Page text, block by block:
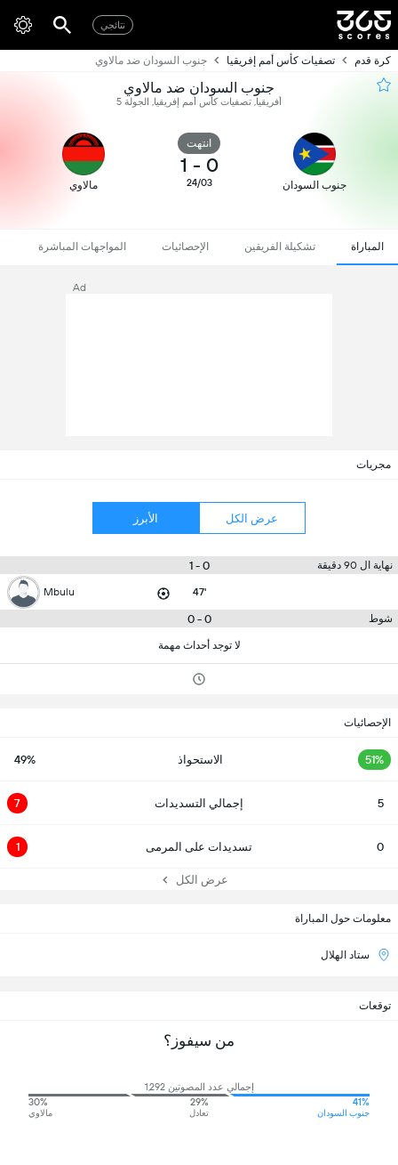
نتائجي
كرة قدم تصفيات كأس أمم إفريقيا جنوب السودان ضد مالاوي
جنوب السودان ضد مالاوي
أفريقيا, تصفيات كأس أمم إفريقيا, الجولة 5
جنوب السودان
انتهت
0
-
1
24/03 مالاوي
المباراة تشكيلة الفريقين الإحصائيات المواجهات المباشرة
Ad
مجريات
عرض الكل الأبرز
نهاية ال 90 دقيقة 0 - 1
47'
Mbulu
شوط 0 - 0
لا توجد أحداث مهمة
الإحصائيات
51% الاستحواذ 49%
5 إجمالي التسديدات 7
0 تسديدات على المرمى 1
عرض الكل
معلومات حول المباراة
ستاد الهلال
توقعات
من سيفوز؟
إجمالي عدد المصوتين 1,292
41%
جنوب السودان
29%
تعادل
30%
مالاوي